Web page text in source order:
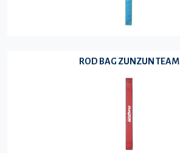
ROD BAG ZUNZUN TEAM